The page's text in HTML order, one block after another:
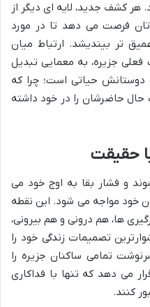
هر کشف جدید، لایه ای دیگر از
فرصت می دهد تا در مورد
تر بیندیشد. ارتباط میان
جزیره، به معمایی تبدیل
حیاتی است؛ چرا که
حاضرشان را در خود داشته
حقیقت
و فشار بقا به اوج خود می
خود مواجه می شود. این نقطه
ها، هم درونی و هم بیرونی،
تصمیمات زندگی خود را
تمامی ساکنان جزیره را
می دهد که تنها با فداکاری
کنند.